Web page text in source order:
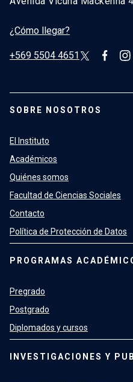
¿Cómo llegar?
+569 5504 4651
SOBRE NOSOTROS
El Instituto
Académicos
Quiénes somos
Facultad de Ciencias Sociales
Contacto
Política de Protección de Datos
PROGRAMAS
Pregrado
Postgrado
Diplomados y cursos
INVESTIGACIONES Y